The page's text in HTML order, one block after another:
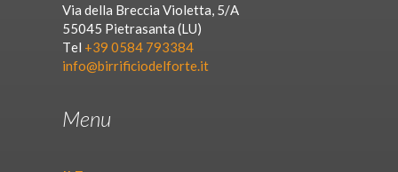
Via della Breccia Violetta, 5/A
55045 Pietrasanta (LU)
Tel +39 0584 793384
info@birrificiodelforte.it
Menu